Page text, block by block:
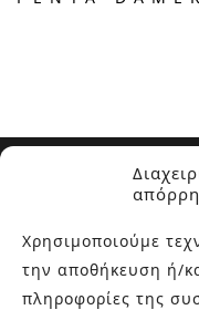
Χρησιμοποιούμε
την αποθήκευση ή/
πληροφορίες της
ΣΧΕΤΙΚΑ ΜΕ